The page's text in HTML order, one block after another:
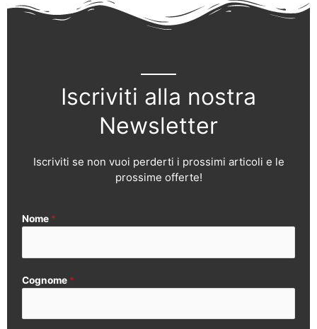
Iscriviti alla nostra
Newsletter
Iscriviti se non vuoi perderti i prossimi articoli e le
prossime offerte!
Nome *
Cognome *